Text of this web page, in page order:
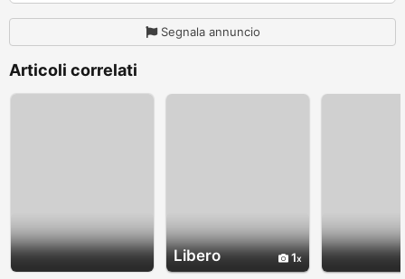
Segnala annuncio
Articoli correlati
Libero 1